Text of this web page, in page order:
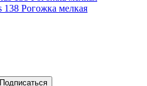
138 Рогожка мелкая
Подписаться